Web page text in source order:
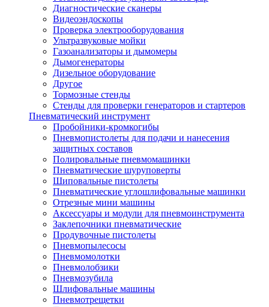
Диагностические сканеры
Видеоэндоскопы
Проверка электрооборудования
Ультразвуковые мойки
Газоанализаторы и дымомеры
Дымогенераторы
Дизельное оборудование
Другое
Тормозные стенды
Стенды для проверки генераторов и стартеров
Пневматический инструмент
Пробойники-кромкогибы
Пневмопистолеты для подачи и нанесения
защитных составов
Полировальные пневмомашинки
Пневматические шуруповерты
Шиповальные пистолеты
Пневматические углошлифовальные машинки
Отрезные мини машины
Аксессуары и модули для пневмоинструмента
Заклепочники пневматические
Продувочные пистолеты
Пневмопылесосы
Пневмомолотки
Пневмолобзики
Пневмозубила
Шлифовальные машины
Пневмотрещетки